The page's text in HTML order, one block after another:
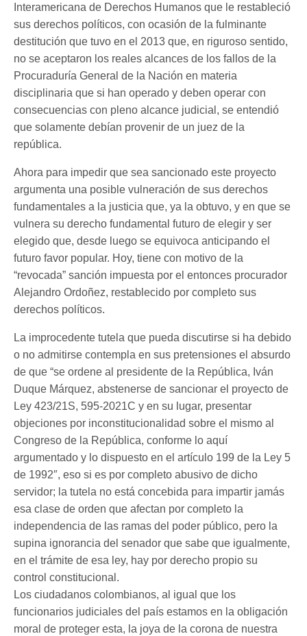
Interamericana de Derechos Humanos que le restableció
sus derechos políticos, con ocasión de la fulminante
destitución que tuvo en el 2013 que, en riguroso sentido,
no se aceptaron los reales alcances de los fallos de la
Procuraduría General de la Nación en materia
disciplinaria que si han operado y deben operar con
consecuencias con pleno alcance judicial, se entendió
que solamente debían provenir de un juez de la
república.
Ahora para impedir que sea sancionado este proyecto
argumenta una posible vulneración de sus derechos
fundamentales a la justicia que, ya la obtuvo, y en que se
vulnera su derecho fundamental futuro de elegir y ser
elegido que, desde luego se equivoca anticipando el
futuro favor popular. Hoy, tiene con motivo de la
“revocada” sanción impuesta por el entonces procurador
Alejandro Ordoñez, restablecido por completo sus
derechos políticos.
La improcedente tutela que pueda discutirse si ha debido
o no admitirse contempla en sus pretensiones el absurdo
de que “se ordene al presidente de la República, Iván
Duque Márquez, abstenerse de sancionar el proyecto de
Ley 423/21S, 595-2021C y en su lugar, presentar
objeciones por inconstitucionalidad sobre el mismo al
Congreso de la República, conforme lo aquí
argumentado y lo dispuesto en el artículo 199 de la Ley 5
de 1992″, eso si es por completo abusivo de dicho
servidor; la tutela no está concebida para impartir jamás
esa clase de orden que afectan por completo la
independencia de las ramas del poder público, pero la
supina ignorancia del senador que sabe que igualmente,
en el trámite de esa ley, hay por derecho propio su
control constitucional.
Los ciudadanos colombianos, al igual que los
funcionarios judiciales del país estamos en la obligación
moral de proteger esta, la joya de la corona de nuestra